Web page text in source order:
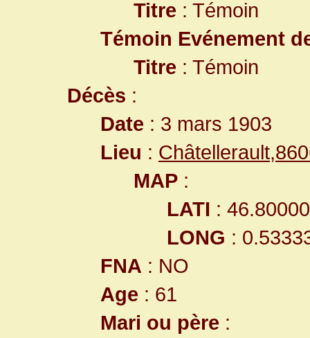
Titre : Témoin
Témoin Evénement
Titre : Témoin
Décès :
Date : 3 mars 1903
Lieu :
MAP :
LATI :
LONG :
FNA : NO
Age : 61
Mari ou père :